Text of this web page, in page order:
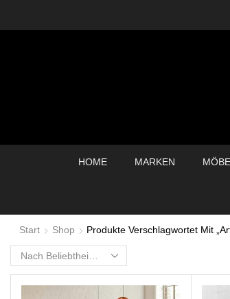
HOME MARKEN
Start Shop Produkte Verschlagwortet Mit